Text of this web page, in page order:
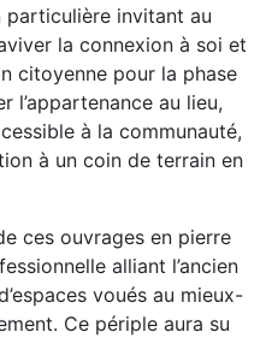
invitant au
la connexion à soi et
citoyenne pour la phase
l’appartenance au lieu,
à la communauté,
à un coin de terrain en
ces ouvrages en pierre
alliant l’ancien
voués au mieux-
Ce périple aura su